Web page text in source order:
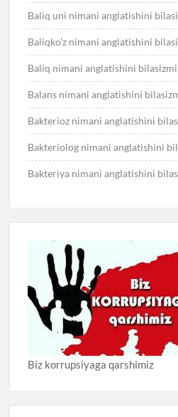
Baliq uni nimani anglatishini
Baliqko’z nimani anglatishini
Baliq nimani anglatishini bilasizmi
Balans nimani anglatishini
Bakterioz nimani anglatishini
Bakteriolog nimani anglatishini
Bakteriya nimani anglatishini
Biz korrupsiyaga qarshimiz